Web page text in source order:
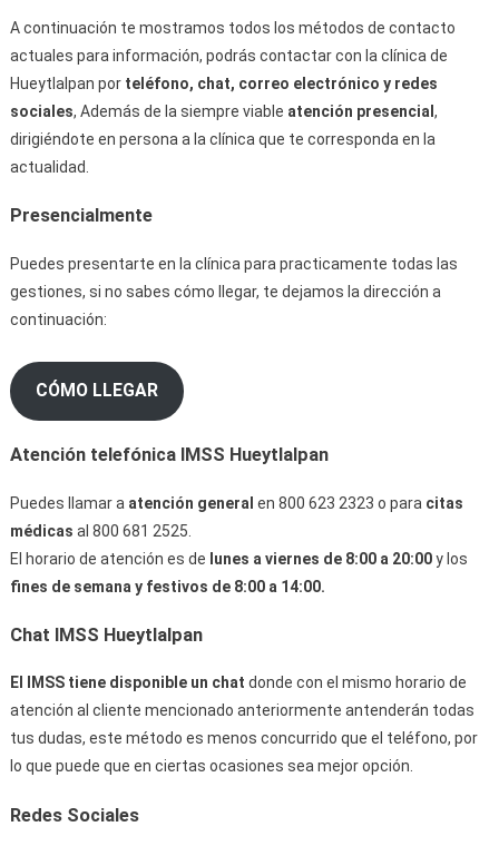
A continuación te mostramos todos los métodos de contacto
actuales para información, podrás contactar con la clínica de
Hueytlalpan porteléfono, chat, correo electrónico y redes
sociales, Además de la siempre viable atención presencial ,
dirigiéndote en persona a la clínica que te corresponda en la
actualidad.
Presencialmente
Puedes presentarte en la clínica para practicamente todas las
gestiones, si no sabes cómo llegar, te dejamos la dirección a
continuación:
CÓMO LLEGAR
Atención telefónica IMSS Hueytlalpan
Puedes llamar a atención general en 800 623 2323 o para citas
médicas al 800 681 2525.
El horario de atención es de lunes a viernes de 8:00 a 20:00y los
fines de semana y festivos de 8:00 a 14:00.
Chat IMSS Hueytlalpan
El IMSS tiene disponible un chat donde con el mismo horario de
atención al cliente mencionado anteriormente antenderán todas
tus dudas, este método es menos concurrido que el teléfono, por
lo que puede que en ciertas ocasiones sea mejor opción.
Redes Sociales